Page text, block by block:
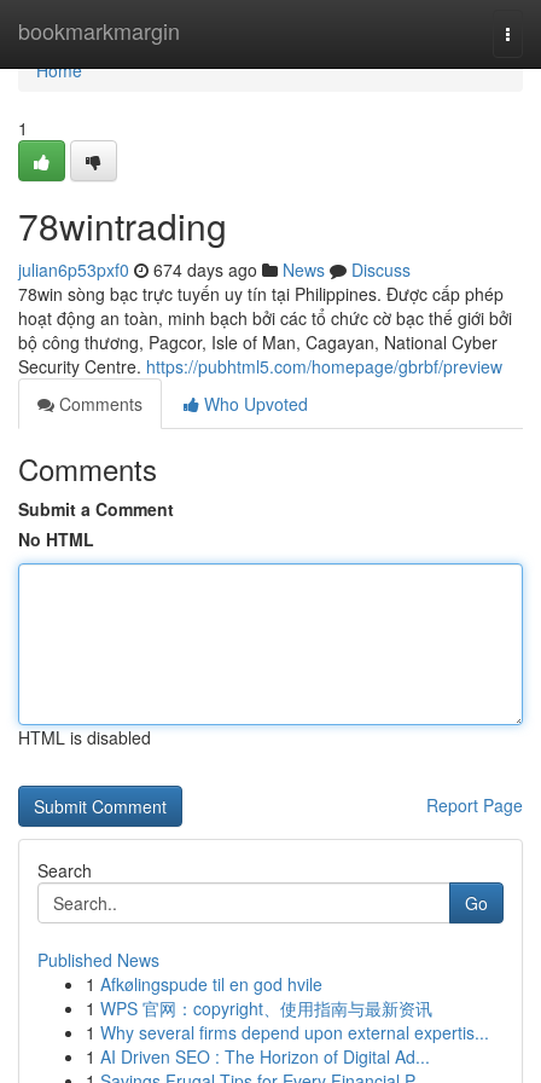
bookmarkmargin
Home
Home
1
78wintrading
julian6p53pxf0 674 days ago News
Discuss
78win sòng bạc trực tuyến uy tín tại Philippines. Được cấp phép
hoạt động an toàn, minh bạch bởi các tổ chức cờ bạc thế giới bởi
bộ công thương, Pagcor, Isle of Man, Cagayan, National Cyber
Security Centre. https://pubhtml5.com/homepage/gbrbf/preview
Comments
Who Upvoted
Comments
Submit a Comment
No HTML
HTML is disabled
Report Page
Search
Go
Published News
1 Afkølingspude til en god hvile
1 WPS 官网：copyright、使用指南与最新资讯
1 Why several firms depend upon external expertis...
1 AI Driven SEO : The Horizon of Digital Ad...